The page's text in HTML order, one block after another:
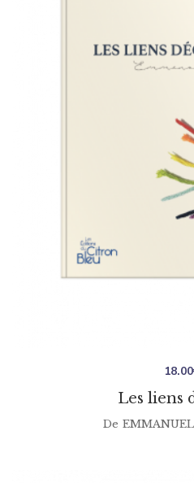
Les liens
18.00
De